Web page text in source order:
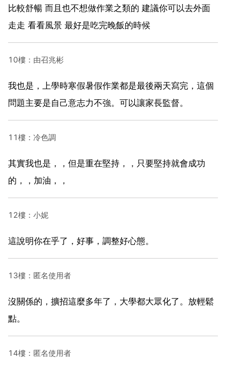
比較舒暢 而且也不想做作業之類的 建議你可以去外面
走走 看看風景 最好是吃完晚飯的時候
10樓：由召兆彬
我也是，上學時寒假暑假作業都是最後兩天寫完，這個
問題主要是自己意志力不強。可以讓家長監督。
11樓：冷色調
其實我也是，，但是重在堅持，，只要堅持就會成功
的，，加油，，
12樓：小妮
這說明你在乎了，好事，調整好心態。
13樓：匿名使用者
沒關係的，擴招這麼多年了，大學都大眾化了。放輕鬆
點。
14樓：匿名使用者